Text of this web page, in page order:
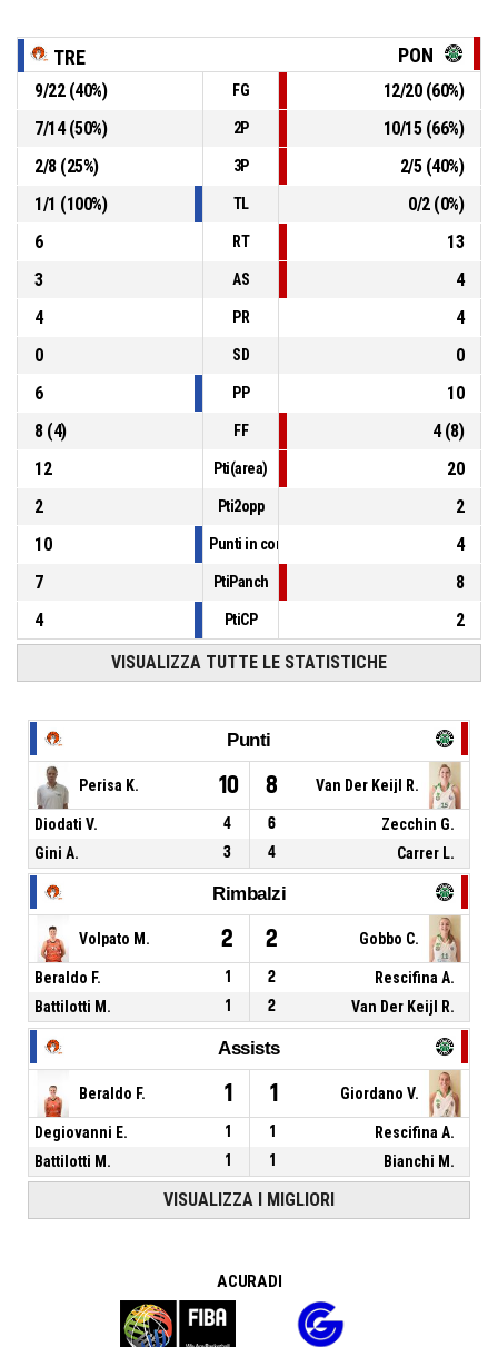
P2 05:20 8, Camporeale C., Sostituzione - Esce
1, Perisa K. , Sostituzione - Esce P2 05:20
13, Gini A. , Sostituzione - Entra P2 05:20
05:20 22, Zecchin G. , Fallo subito
TRE PON
9/22(40%) FG 12/20(60%)
7/14(50%) 2P 10/15(66%)
2/8(25%) 3P 2/5(40%)
1/1 (100%) TL 0/2(0%)
6
RT
13
3
AS
4
4
PR
4
0
SD
0
6
PP
10
8(4) FF 4(8)
12
Pti(area)
20
2
Pti2opp
2
10
Punti in contropiede
4
7
PtiPanch
8
4
PtiCP 2
VISUALIZZA TUTTE LE STATISTICHE
Punti
Perisa K. 10 8 Van Der Keijl R.
Diodati V. 4 6
Zecchin G.
Gini A.
3 4 Carrer L.
Rimbalzi
Volpato M. 2 2 Gobbo C.
Beraldo F. 1 2
Rescifina A.
Battilotti M.
1 2 Van Der Keijl R.
Assists
Beraldo F. 1 1 Giordano V.
Degiovanni E. 1 1
Rescifina A.
Battilotti M.
1 1 Bianchi M.
VISUALIZZA I MIGLIORI
A CURA DI